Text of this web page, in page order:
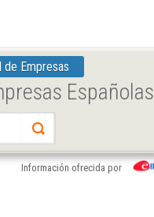
de Empresas
Españolas
Información ofrecida por